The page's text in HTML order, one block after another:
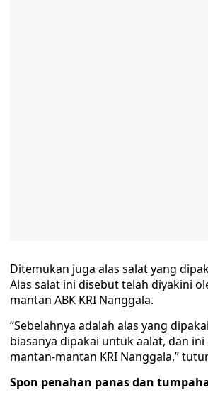
Ditemukan juga alas salat yang
Alas salat ini disebut telah diyakini
mantan ABK KRI Nanggala.
“Sebelahnya adalah alas yang
biasanya dipakai untuk aalat, dan
mantan-mantan KRI Nanggala,”
Spon penahan panas dan